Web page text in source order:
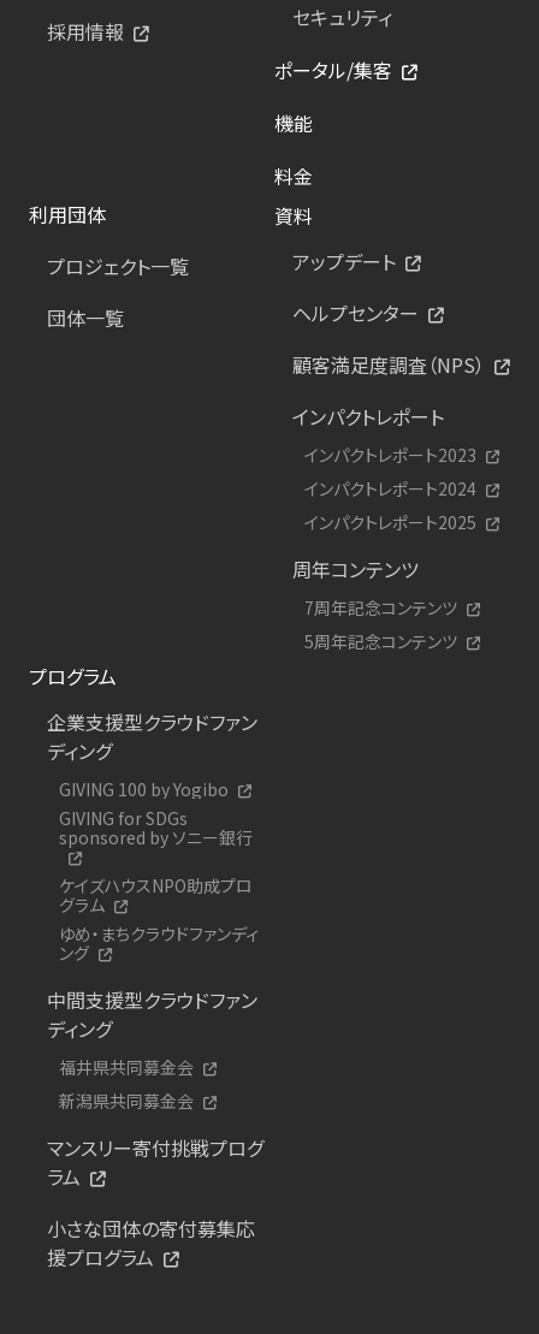
採用情報
セキュリティ
ポータル/集客
機能
料金
利用団体
プロジェクト一覧
団体一覧
資料
アップデート
ヘルプセンター
顧客満足度調査（NPS）
インパクトレポート
インパクトレポート2023
インパクトレポート2024
インパクトレポート2025
周年コンテンツ
7周年記念コンテンツ
5周年記念コンテンツ
プログラム
企業支援型クラウドファン
ディング
GIVING 100 by Yogibo
GIVING for SDGs
sponsored by ソニー銀行
ケイズハウスNPO助成プロ
グラム
ゆめ・まちクラウドファンディ
ング
中間支援型クラウドファン
ディング
福井県共同募金会
新潟県共同募金会
マンスリー寄付挑戦プログ
ラム
小さな団体の寄付募集応
援プログラム